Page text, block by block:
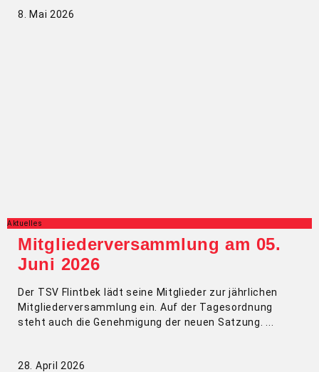
8. Mai 2026
Aktuelles
Mitgliederversammlung am 05.
Juni 2026
Der TSV Flintbek lädt seine Mitglieder zur jährlichen
Mitgliederversammlung ein. Auf der Tagesordnung
steht auch die Genehmigung der neuen Satzung.
28. April 2026